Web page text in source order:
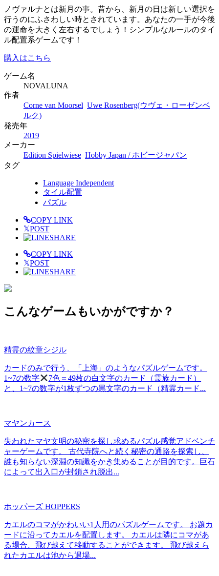
ノヴァルナとは新月の事。昔から、新月の日は新しい選択を
行うのにふさわしい時とされています。あなたの一手が今後
の運命を大きく左右するでしょう！シンプルなルールのタイ
ル配置系ゲームです！
購入はこちら
ゲーム名
NOVALUNA
作者
Corne van Moorsel Uwe Rosenberg(ウヴェ・ローゼンベ
ルク)
発売年
2019
メーカー
Edition Spielwiese Hobby Japan / ホビージャパン
タグ
Language Independent
タイル配置
パズル
COPY LINK
𝕏POST
SHARE
COPY LINK
𝕏POST
SHARE
こんなゲームもいかがですか？
精霊の紋章シジル
カードのみで行う、「上海」のようなパズルゲームです。
1~7の数字
7色＝49枚の白文字のカード（霊族カード）
と、1~7の数字が1枚ずつの黒文字のカード（精霊カード...
マヤンカース
失われたマヤ文明の秘密を探し求めるパズル感覚アドベンチ
ャーゲームです。 古代寺院へと続く秘密の通路を探索し、
誰も知らない深淵の知識をかき集めることが目的です。巨石
によって出入口が封鎖され脱出...
ホッパーズ HOPPERS
カエルのコマがかわいい1人用のパズルゲームです。 お題カ
ードに沿ってカエルを配置します。 カエルは隣にコマがあ
る場合、飛び越えて移動することができます。 飛び越えら
れたカエルは池から退場...